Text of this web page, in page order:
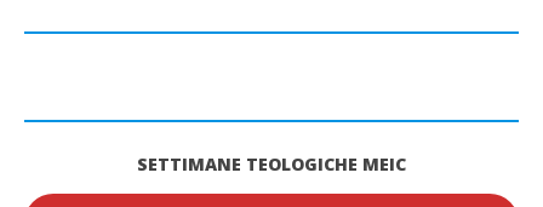
SETTIMANE TEOLOGICHE MEIC